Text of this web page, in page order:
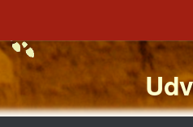
Portal
Udvandrerne.dk
Utvandrerne.no